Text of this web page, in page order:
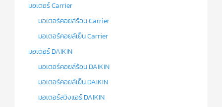
มอเตอร์ Carrier
มอเตอร์คอยล์ร้อน Carrier
มอเตอร์คอยล์เย็น Carrier
มอเตอร์ DAIKIN
มอเตอร์คอยล์ร้อน DAIKIN
มอเตอร์คอยล์เย็น DAIKIN
มอเตอร์สวิงแอร์ DAIKIN